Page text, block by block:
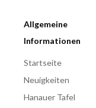
Allgemeine
Informationen
Startseite
Neuigkeiten
Hanauer Tafel